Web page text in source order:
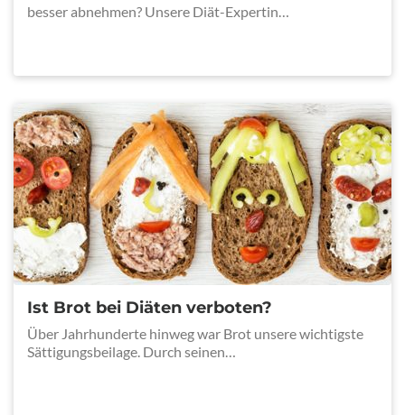
besser abnehmen? Unsere Diät-Expertin…
Ist Brot bei Diäten verboten?
Über Jahrhunderte hinweg war Brot unsere wichtigste
Sättigungsbeilage. Durch seinen…